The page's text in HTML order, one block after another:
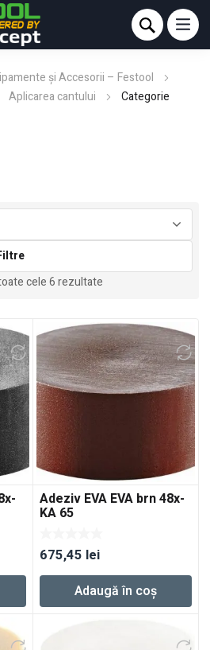
și Accesorii – Festool
Aplicarea cantului
Categorie
cele 6 rezultate
Adeziv EVA EVA brn 48x-
KA 65
675,45 lei
Adaugă în coș